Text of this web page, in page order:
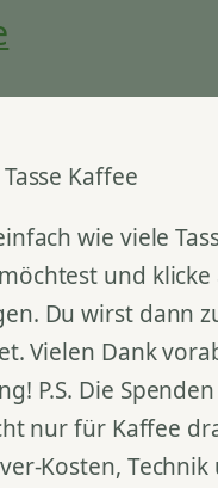
Kaffee
wie viele
und klicke
Du wirst dann
Vielen Dank
P.S. Die
nur für Kaffee
Kosten, Technik